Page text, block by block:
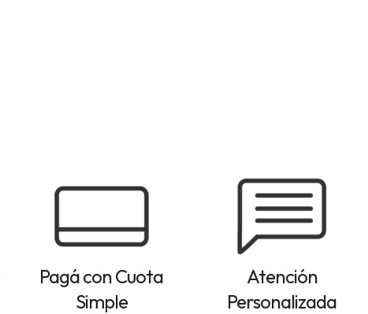
Pagá con Cuota
Simple
Atención
Personalizada